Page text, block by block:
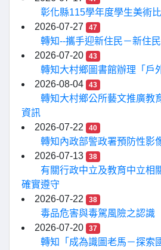
彰化縣115學年度學生美術
2026-07-27
47
轉知--攜手迎新住民－新住
2026-07-20
43
轉知大村鄉圖書館辦理「戶
2026-08-04
43
轉知大村鄉公所藝文推廣教
資訊
2026-07-22
40
轉知內政部警政署預防性影
2026-07-13
38
有關行政中立及教育中立相
確實遵守
2026-07-22
38
毒品危害與毒駕風險之認識
2026-07-20
37
轉知「成為識圖老馬－探索